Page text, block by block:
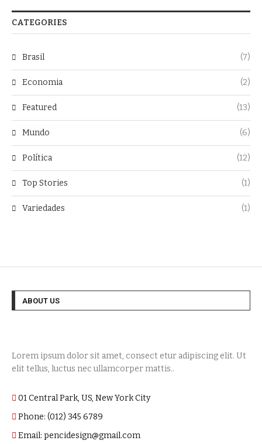
CATEGORIES
Brasil (7)
Economia (2)
Featured (13)
Mundo (6)
Política (12)
Top Stories (1)
Variedades (1)
ABOUT US
Lorem ipsum dolor sit amet, consect etur adipiscing elit. Ut
elit tellus, luctus nec ullamcorper mattis..
01 Central Park, US, New York City
Phone: (012) 345 6789
Email: pencidesign@gmail.com